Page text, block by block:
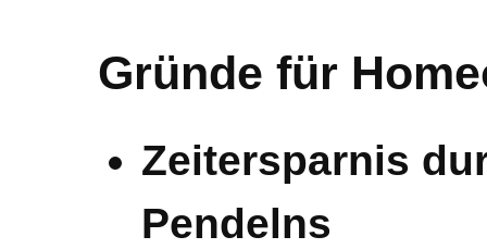
Gründe für
Zeitersparnis
Pendelns